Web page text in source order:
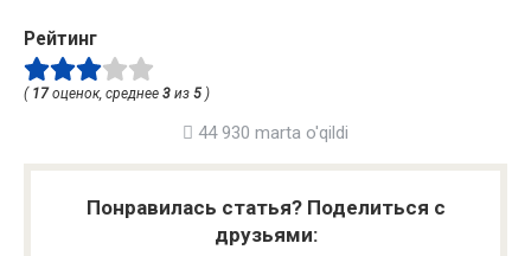
Рейтинг
( 17оценок, среднее 3 из 5 )
44 930 marta o'qildi
Понравилась статья? Поделиться с
друзьями: